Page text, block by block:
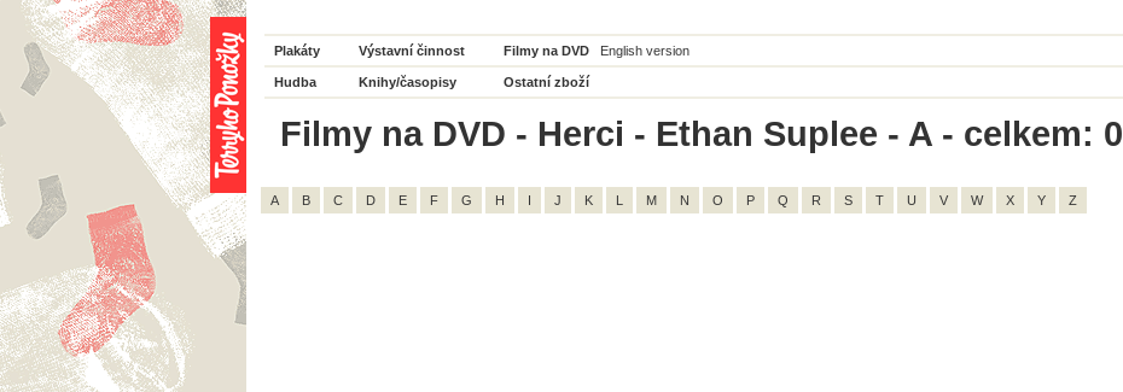
Plakáty Výstavní činnost Filmy na DVD English version
Hudba Knihy/časopisy Ostatní zboží
Filmy na DVD - Herci - Ethan Suplee - A - celkem: 0
A B C D E F G H I J K L M N O P Q R S T U V W X Y Z